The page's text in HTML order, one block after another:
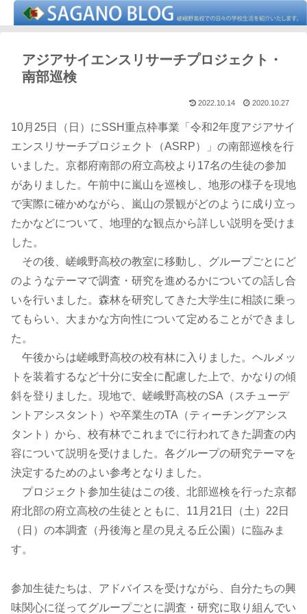
アジアサイエンスリサーチプロジェクト・
南部巡検
2022.10.14 2020.10.27
10月25日（日）にSSH重点枠事業「令和2年度アジアサイ
エンスリサーチプロジェクト（ASRP）」の南部巡検を行
いました。京都府南部の府立高校より17名の生徒の参加
がありました。午前中に嵐山を巡検し、地形の様子を現地
で実際に確かめながら、嵐山の景観がどのように成り立っ
たかなどについて、地理的な観点から詳しい説明を受けま
した。
その後、嵯峨野高校の教室に移動し、グループごとにど
のようなテーマで調査・研究を進めるかについての話し合
いを行いました。森林を研究してきた大学生に相談に乗っ
てもらい、大まかな方向性について定めることができまし
た。
午後からは嵯峨野高校の校有林に入りました。ヘルメッ
トを装着するなど十分に安全に配慮した上で、かなりの傾
斜を登りました。現地で、嵯峨野高校のSA（スチューデ
ントアシスタント）や卒業生のTA（ティーチングアシス
タント）から、校有林でこれまでに行われてきた調査の内
容について説明を受けました。各グループの研究テーマを
決定するためのよい参考となりました。
プロジェクト参加生徒はこの後、北部巡検を行った京都
府北部の府立高校の生徒とともに、11月21日（土）22日
（日）の本調査（丹後海と星の見える丘公園）に臨みま
す。
参加生徒たちは、アドバイスを受けながら、自分たちの興
味関心に従ってグループごとに調査・研究に取り組んでい